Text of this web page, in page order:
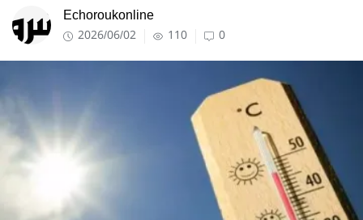
Echoroukonline
2026/06/02 110 0